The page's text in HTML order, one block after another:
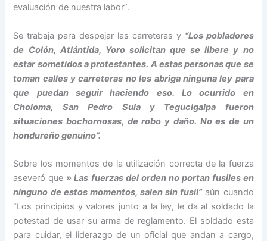
evaluación de nuestra labor”.
Se trabaja para despejar las carreteras y “Los pobladores
de Colón, Atlántida, Yoro solicitan que se libere y no
estar sometidos a protestantes. A estas personas que se
toman calles y carreteras no les abriga ninguna ley para
que puedan seguir haciendo eso. Lo ocurrido en
Choloma, San Pedro Sula y Tegucigalpa fueron
situaciones bochornosas, de robo y daño. No es de un
hondureño genuino”.
Sobre los momentos de la utilización correcta de la fuerza
aseveró que» Las fuerzas del orden no portan fusiles en
ninguno de estos momentos, salen sin fusil” aún cuando
“Los principios y valores junto a la ley, le da al soldado la
potestad de usar su arma de reglamento. El soldado esta
para cuidar, el liderazgo de un oficial que andan a cargo,